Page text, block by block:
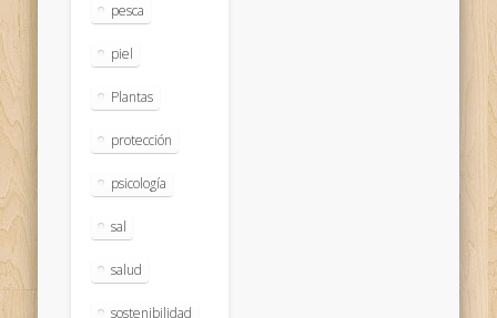
pesca
piel
Plantas
protección
psicología
sal
salud
sostenibilidad